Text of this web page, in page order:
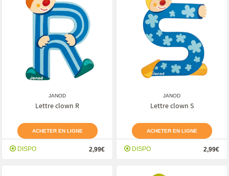
JANOD
Lettre clown R
ACHETER EN LIGNE
DISPO 2,99€
JANOD
Lettre clown S
ACHETER EN LIGNE
DISPO 2,99€